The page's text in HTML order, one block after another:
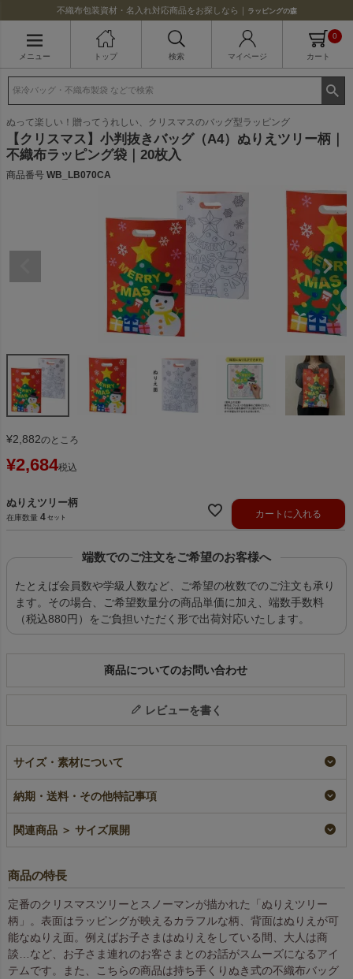
不織布包装資材・名入れ対応商品をお探しなら｜ ラッピングの森
メニュー トップ 検索 マイページ カート
0
ぬって楽しい！贈ってうれしい、クリスマスのバッグ型ラッピング
【クリスマス】小判抜きバッグ（A4）ぬりえツリー柄｜
不織布ラッピング袋｜20枚入
商品番号 WB_LB070CA
¥2,882のところ
¥2,684税込
ぬりえツリー柄
在庫数量 4 カートに入れる
端数でのご注文をご希望のお客様へ
たとえば会員数や学級人数など、ご希望の枚数でのご注文も承り
ます。その場合、ご希望数量分の商品単価に加え、端数手数料
（税込880円）をご負担いただく形で出荷対応いたします。
商品についてのお問い合わせ
レビューを書く
サイズ・素材について
納期・送料・その他特記事項
関連商品 ＞ サイズ展開
商品の特長
定番のクリスマスツリーとスノーマンが描かれた「ぬりえツリー
柄」。表面はラッピングが映えるカラフルな柄、背面はぬりえが可
能なぬりえ面。例えばお子さまはぬりえをしている間、大人は商
談…など、お子さま連れのお客さまとのお話がスムーズになるアイ
テムです。また、こちらの商品は持ち手くりぬき式の不織布バッグ